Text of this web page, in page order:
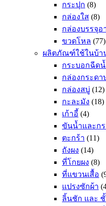
กระปุก (8)
กล่องใส (8)
กล่องบรรจุอ
ขวดโหล (77)
ผลิตภัณฑ์ใช้ในบ้า
กระบอกฉีดน้
กล่องกระด
กล่องสบู่ (12)
กะละมัง (18)
เก้าอี้ (4)
ขันน้ำและก
ตะกร้า (11)
ถังผง (14)
ที่โกยผง (8)
ที่แขวนเสื้อ
แปรงซักผ้า
ลิ้นชัก และ